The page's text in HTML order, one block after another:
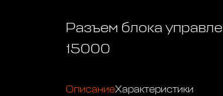
Разъем блока
15000
ОписаниеХарактеристики